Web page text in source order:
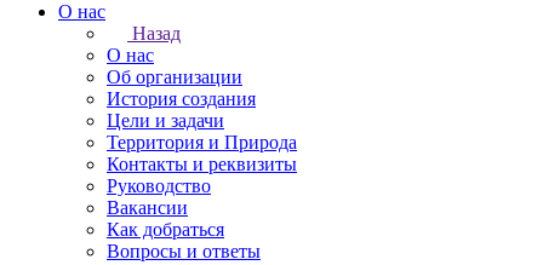
О нас
Назад
О нас
Об организации
История создания
Цели и задачи
Территория и Природа
Контакты и реквизиты
Руководство
Вакансии
Как добраться
Вопросы и ответы